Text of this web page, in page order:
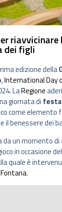
dei figli
edizione della
,International Day
LaRegione
giornata di festa
come
il benessere dei
un momento di
in occasione
quale è
.